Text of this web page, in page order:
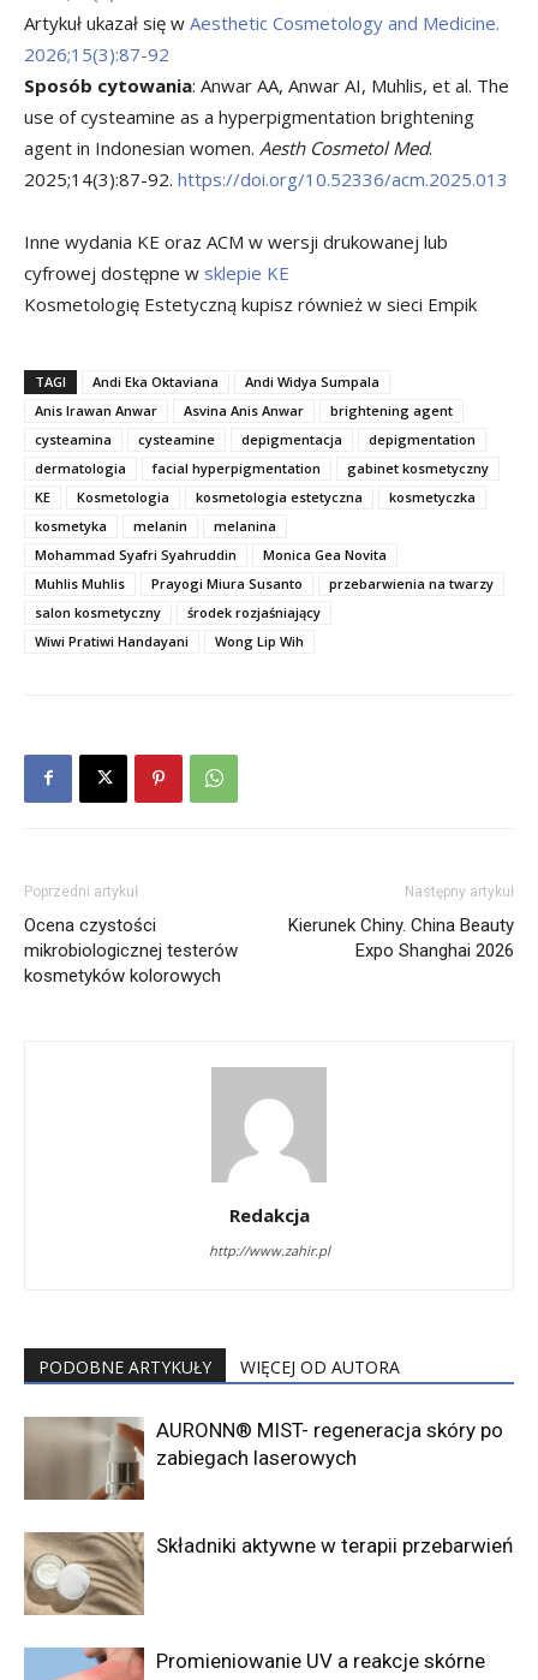
Artykuł ukazał się w Aesthetic Cosmetology and Medicine.
2026;15(3):87-92
Sposób cytowania: Anwar AA, Anwar AI, Muhlis, et al. The
use of cysteamine as a hyperpigmentation brightening
agent in Indonesian women. Aesth Cosmetol Med.
2025;14(3):87-92. https://doi.org/10.52336/acm.2025.013
Inne wydania KE oraz ACM w wersji drukowanej lub
cyfrowej dostępne w sklepie KE
Kosmetologię Estetyczną kupisz również w sieci Empik
TAGI Andi Eka Oktaviana
Andi Widya Sumpala
Anis Irawan Anwar
Asvina Anis Anwar
brightening agent
cysteamina
cysteamine depigmentacja
depigmentation
dermatologia
facial hyperpigmentation
gabinet kosmetyczny
KE
Kosmetologia kosmetologia estetyczna
kosmetyczka
kosmetyka
melanin
melanina
Mohammad Syafri Syahruddin
Monica Gea Novita
Muhlis Muhlis
Prayogi Miura Susanto
przebarwienia na twarzy
salon kosmetyczny
środek rozjaśniający
Wiwi Pratiwi Handayani
Wong Lip Wih
Poprzedni artykuł
Ocena czystości
mikrobiologicznej testerów
kosmetyków kolorowych
Następny artykuł
Kierunek Chiny. China Beauty
Expo Shanghai 2026
Redakcja
http://www.zahir.pl
PODOBNE ARTYKUŁY WIĘCEJ OD AUTORA
AURONN® MIST- regeneracja skóry po
zabiegach laserowych
Składniki aktywne w terapii przebarwień
Promieniowanie UV a reakcje skórne